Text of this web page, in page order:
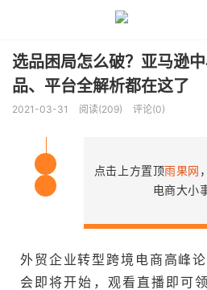
选品困局怎么破？亚马逊
品、平台全解析都在这了
2021-03-31 阅读(209) 评论(0)
关
点击上方置顶雨果网
电商大小
外贸企业转型跨境电商高峰
会即将开始，观看直播即可